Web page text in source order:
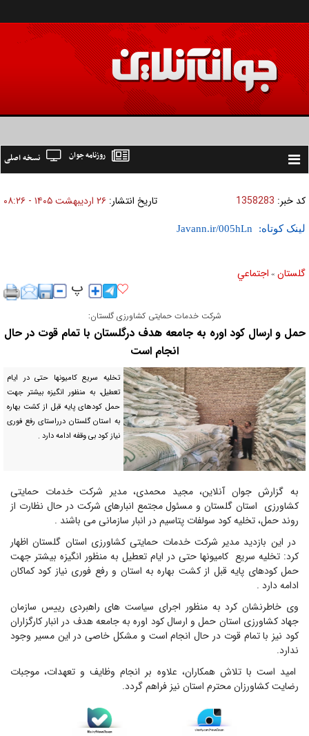
Toggle
نسخه اصلی روزنامه جوان
کد خبر: 1358283 تاریخ انتشار: ۲۶ ارديبهشت ۱۴۰۵ - ۰۸:۲۶
لینک کوتاه:
گلستان » اجتماعي
شرکت خدمات حمایتی کشاورزی گلستان:
حمل و ارسال کود اوره به جامعه هدف درگلستان با تمام قوت در حال
انجام است
تخلیه سریع کامیونها حتی در ایام
تعطیل، به منظور انگیزه بیشتر جهت
حمل کودهای پایه قبل از کشت بهاره
به استان گلستان درراستای رفع فوری
نیاز کود بی وقفه ادامه دارد .
به گزارش جوان آنلاین، مجید محمدی، مدیر شرکت خدمات حمایتی
کشاورزی استان گلستان و مسئول مجتمع انبارهای شرکت در حال نظارت از
روند حمل، تخلیه کود سولفات پتاسیم در انبار سازمانی می باشند .
در این بازدید مدیر شرکت خدمات حمایتی کشاورزی استان گلستان اظهار
کرد: تخلیه سریع کامیونها حتی در ایام تعطیل به منظور انگیزه بیشتر جهت
حمل کودهای پایه قبل از کشت بهاره به استان و رفع فوری نیاز کود کماکان
ادامه دارد .
وی خاطرنشان کرد به منظور اجرای سیاست های راهبردی رییس سازمان
جهاد کشاورزی استان حمل و ارسال کود اوره به جامعه هدف در انبار کارگزاران
کود نیز با تمام قوت در حال انجام است و مشکل خاصی در این مسیر وجود
ندارد.
امید است با تلاش همکاران، علاوه بر انجام وظایف و تعهدات، موجبات
رضایت کشاورزان محترم استان نیز فراهم گردد.